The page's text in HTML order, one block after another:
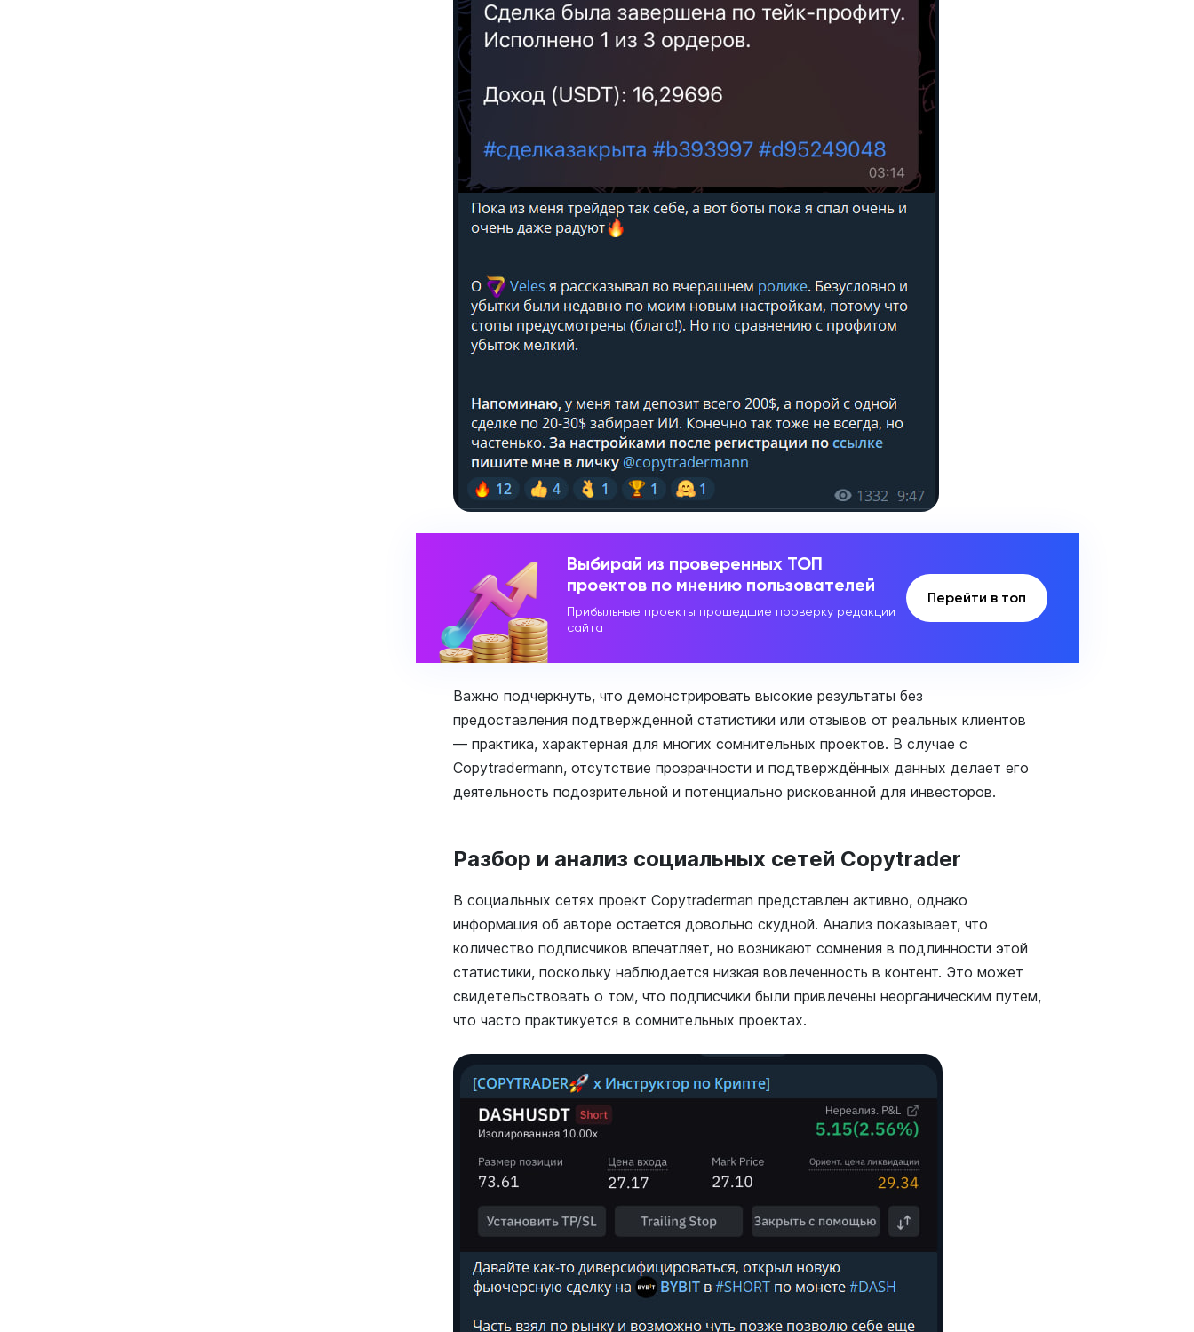
Выбирай из проверенных ТОП
проектов по мнению пользователей
Прибыльные проекты прошедшие проверку редакции
сайта
Перейти в топ
Важно подчеркнуть, что демонстрировать высокие результаты без
предоставления подтвержденной статистики или отзывов от реальных клиентов
— практика, характерная для многих сомнительных проектов. В случае с
Copytradermann, отсутствие прозрачности и подтверждённых данных делает его
деятельность подозрительной и потенциально рискованной для инвесторов.
Разбор и анализ социальных сетей Copytrader
В социальных сетях проект Copytraderman представлен активно, однако
информация об авторе остается довольно скудной. Анализ показывает, что
количество подписчиков впечатляет, но возникают сомнения в подлинности этой
статистики, поскольку наблюдается низкая вовлеченность в контент. Это может
свидетельствовать о том, что подписчики были привлечены неорганическим путем,
что часто практикуется в сомнительных проектах.